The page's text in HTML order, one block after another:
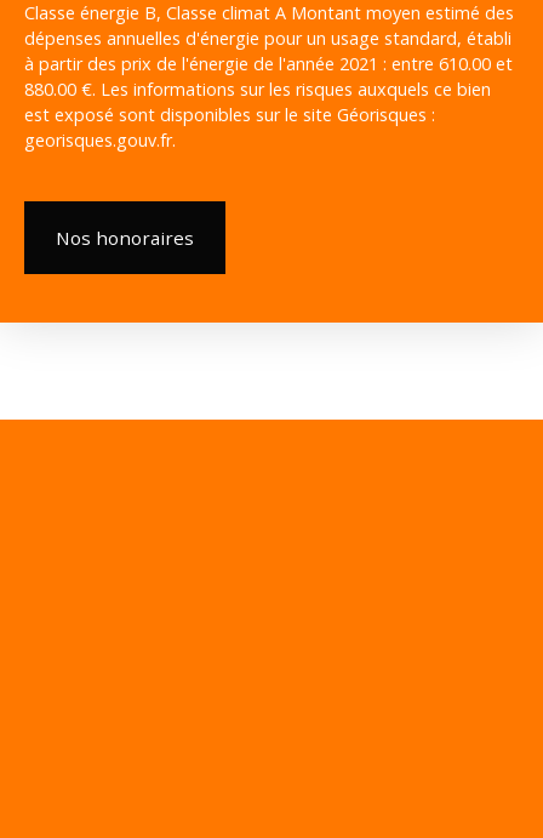
Classe énergie B, Classe climat A Montant moyen estimé des
dépenses annuelles d'énergie pour un usage standard, établi
à partir des prix de l'énergie de l'année 2021 : entre 610.00 et
880.00 €. Les informations sur les risques auxquels ce bien
est exposé sont disponibles sur le site Géorisques :
georisques.gouv.fr.
Nos honoraires